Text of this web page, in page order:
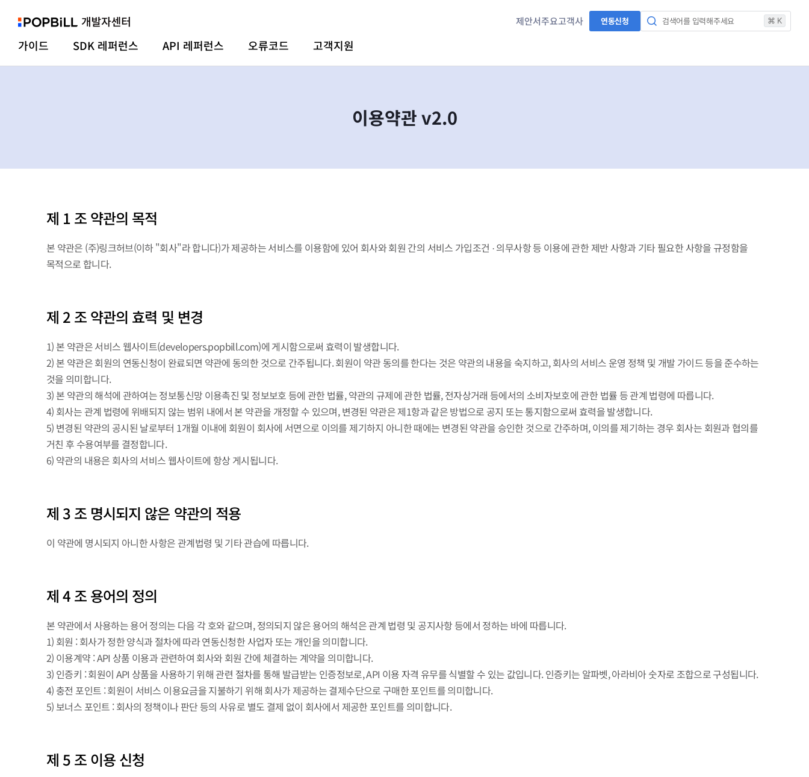
가이드 SDK 레퍼런스 API 레퍼런스 오류코드 고객지원
제안서주요고객사 연동신청 검색어를 입력해주세요 ⌘ K
이용약관 v2.0
제 1 조 약관의 목적
본 약관은 (주)링크허브(이하 "회사"라 합니다)가 제공하는 서비스를 이용함에 있어 회사와 회원 간의 서비스 가입조건 · 의무사항 등 이용에 관한 제반 사항과 기타 필요한 사항을 규정함을
목적으로 합니다.
제 2 조 약관의 효력 및 변경
1) 본 약관은 서비스 웹사이트(developers.popbill.com)에 게시함으로써 효력이 발생합니다.
2) 본 약관은 회원의 연동신청이 완료되면 약관에 동의한 것으로 간주됩니다. 회원이 약관 동의를 한다는 것은 약관의 내용을 숙지하고, 회사의 서비스 운영 정책 및 개발 가이드 등을 준수하는
것을 의미합니다.
3) 본 약관의 해석에 관하여는 정보통신망 이용촉진 및 정보보호 등에 관한 법률, 약관의 규제에 관한 법률, 전자상거래 등에서의 소비자보호에 관한 법률 등 관계 법령에 따릅니다.
4) 회사는 관계 법령에 위배되지 않는 범위 내에서 본 약관을 개정할 수 있으며, 변경된 약관은 제1항과 같은 방법으로 공지 또는 통지함으로써 효력을 발생합니다.
5) 변경된 약관의 공시된 날로부터 1개월 이내에 회원이 회사에 서면으로 이의를 제기하지 아니한 때에는 변경된 약관을 승인한 것으로 간주하며, 이의를 제기하는 경우 회사는 회원과 협의를
거친 후 수용여부를 결정합니다.
6) 약관의 내용은 회사의 서비스 웹사이트에 항상 게시됩니다.
제 3 조 명시되지 않은 약관의 적용
이 약관에 명시되지 아니한 사항은 관계법령 및 기타 관습에 따릅니다.
제 4 조 용어의 정의
본 약관에서 사용하는 용어 정의는 다음 각 호와 같으며, 정의되지 않은 용어의 해석은 관계 법령 및 공지사항 등에서 정하는 바에 따릅니다.
1) 회원 : 회사가 정한 양식과 절차에 따라 연동신청한 사업자 또는 개인을 의미합니다.
2) 이용계약 : API 상품 이용과 관련하여 회사와 회원 간에 체결하는 계약을 의미합니다.
3) 인증키 : 회원이 API 상품을 사용하기 위해 관련 절차를 통해 발급받는 인증정보로, API 이용 자격 유무를 식별할 수 있는 값입니다. 인증키는 알파벳, 아라비아 숫자로 조합으로 구성됩니다.
4) 충전 포인트 : 회원이 서비스 이용요금을 지불하기 위해 회사가 제공하는 결제수단으로 구매한 포인트를 의미합니다.
5) 보너스 포인트 : 회사의 정책이나 판단 등의 사유로 별도 결제 없이 회사에서 제공한 포인트를 의미합니다.
제 5 조 이용 신청